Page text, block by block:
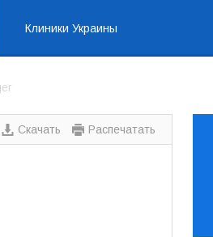
Клиники Украины
Скачать Распечатать